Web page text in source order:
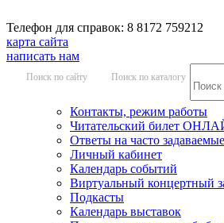
Телефон для справок: 8 8172 759212
карта сайта
написать нам
Поиск по сайту Поиск по каталогу
Контакты, режим работы
Читательский билет
Ответы на часто
Личный кабинет
Календарь событий
Виртуальный концертный
Подкасты
Календарь выставок